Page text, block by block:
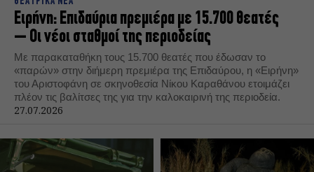
Ειρήνη: Επιδαύρια πρεμιέρα με 15.700 θεατές
– Οι νέοι σταθμοί της περιοδείας
Με παρακαταθήκη τους 15.700 θεατές που έδωσαν το
«παρών» στην διήμερη πρεμιέρα της Επιδαύρου, η «Ειρήνη»
του Αριστοφάνη σε σκηνοθεσία Νίκου Καραθάνου ετοιμάζει
πλέον τις βαλίτσες της για την καλοκαιρινή της περιοδεία.
27.07.2026